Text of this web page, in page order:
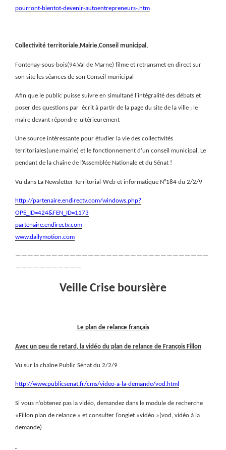
pourront-bientot-devenir-autoentrepreneurs-.htm
Collectivité territoriale,Mairie,Conseil municipal,
Fontenay-sous-bois(94,Val de Marne) filme et retransmet en direct sur
son site les séances de son Conseil municipal
Afin que le public puisse suivre en simultané l’intégralité des débats et
poser des questions par écrit à partir de la page du site de la ville ; le
maire devant répondre ultérieurement
Une source intéressante pour étudier la vie des collectivités
territoriales(une mairie) et le fonctionnement d’un conseil municipal. Le
pendant de la chaîne de l’Assemblée Nationale et du Sénat !
Vu dans La Newsletter Territorial-Web et informatique N°184 du 2/2/9
http://partenaire.endirectv.com/windows.php?
OPE_ID=424&FEN_ID=1173
partenaire.endirectv.com
www.dailymotion.com
————————————————————————————————
———————————
Veille Crise boursière
Le plan de relance français
Avec un peu de retard, la vidéo du plan de relance de François Fillon
Vu sur la chaîne Public Sénat du 2/2/9
http://www.publicsenat.fr/cms/video-a-la-demande/vod.html
Si vous n’obtenez pas la vidéo, demandez dans le module de recherche
«Fillon plan de relance » et consulter l’onglet «vidéo »(vod, vidéo à la
demande)